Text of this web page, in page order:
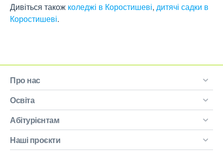
Дивіться також коледжі в Коростишеві, дитячі садки в
Коростишеві.
Про нас
Освіта
Абітурієнтам
Наші проєкти